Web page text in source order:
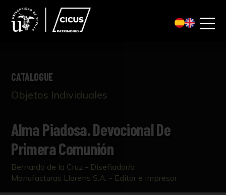
CATALOGUE
Objetos Individuales
Alma Piadosa. Devocional De
Primera Comunión
Bernardo de la Cruz - Diseñador/a
Manufacturas Llorens S.A. - Editor e impresor